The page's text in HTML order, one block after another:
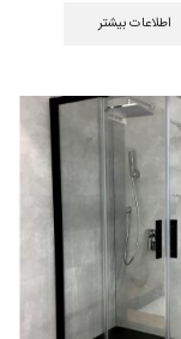
اطلاعات بیشتر